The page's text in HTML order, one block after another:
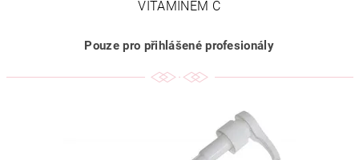
VITAMINEM C
Pouze pro přihlášené profesionály